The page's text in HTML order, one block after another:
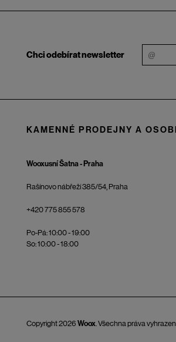
Chci odebírat newsletter
KAMENNÉ PRODEJNY A
Wooxusní Šatna - Praha
Rašínovo nábřeží 385/54, Praha
+420 775 855 578
Po-Pá: 10:00 - 19:00
So: 10:00 - 18:00
Copyright 2026 Woox. Všechna práva